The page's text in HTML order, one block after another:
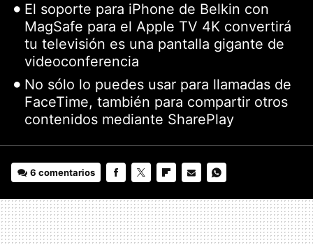
El soporte para iPhone de Belkin con
MagSafe para el Apple TV 4K convertirá
tu televisión es una pantalla gigante de
videoconferencia
No sólo lo puedes usar para llamadas de
FaceTime, también para compartir otros
contenidos mediante SharePlay
6 comentarios
MAIL